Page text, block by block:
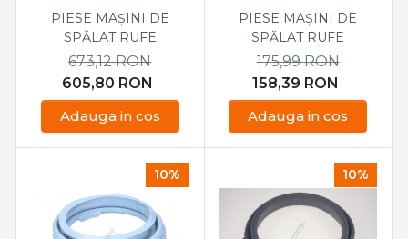
SAMSUNG
WW60J4060LW
PIESE MAȘINI DE
SPĂLAT RUFE
605,80 RON
673,12RON
Adauga in cos
SAMSUNG
F1045AVGW1XEH
PIESE MAȘINI DE
SPĂLAT RUFE
158,39 RON
175,99RON
Adauga in cos
10% 10%